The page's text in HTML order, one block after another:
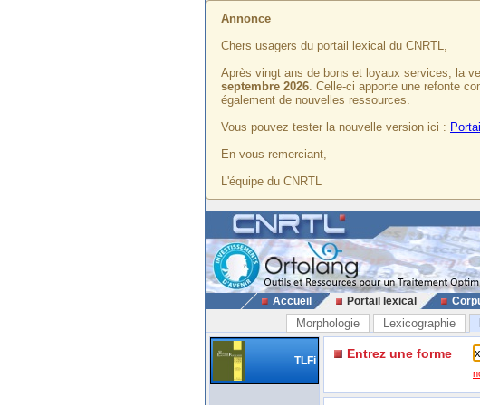
Annonce
Chers usagers du portail lexical du CNRTL,
Après vingt ans de bons et loyaux services, la
septembre 2026. Celle-ci apporte une refonte
également de nouvelles ressources.
Vous pouvez tester la nouvelle version ici :
En vous remerciant,
L'équipe du CNRTL
Accueil Portail lexical
Morphologie Lexicographie
TLFi Entrez une forme